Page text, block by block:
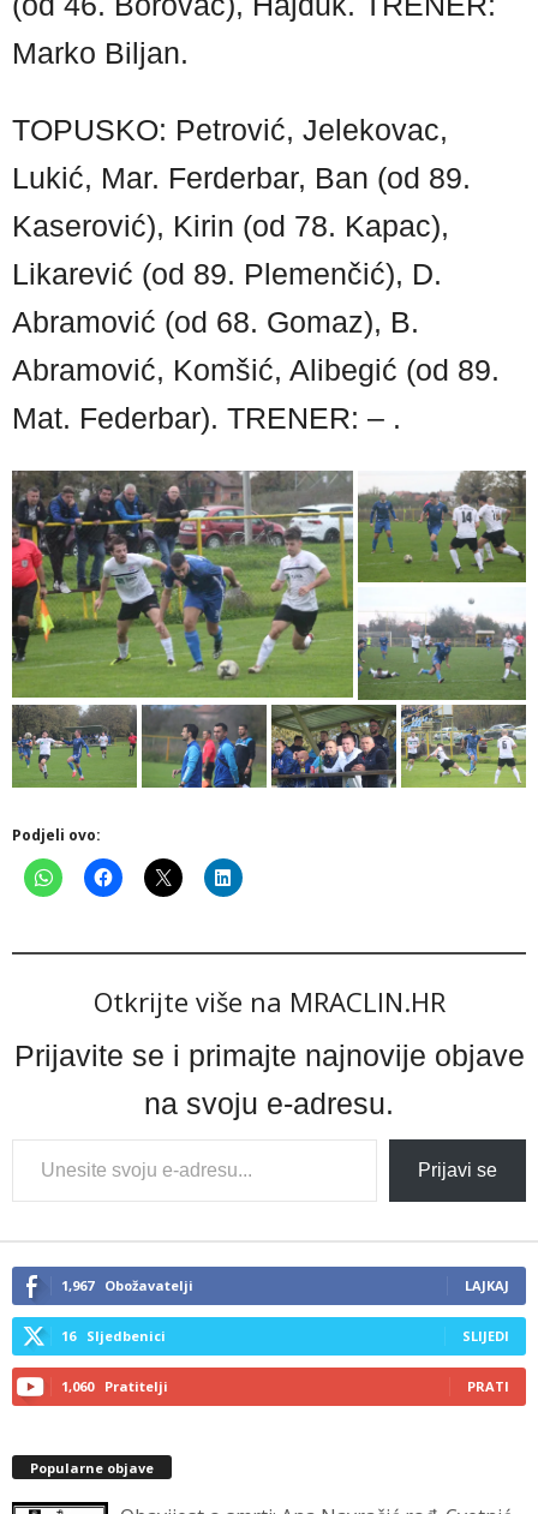
Marko Biljan.
TOPUSKO: Petrović, Jelekovac,
Lukić, Mar. Ferderbar, Ban (od 89.
Kaserović), Kirin (od 78. Kapac),
Likarević (od 89. Plemenčić), D.
Abramović (od 68. Gomaz), B.
Abramović, Komšić, Alibegić (od 89.
Mat. Federbar). TRENER: – .
Podjeli ovo:
Otkrijte više na MRACLIN.HR
Prijavite se i primajte najnovije objave
na svoju e-adresu.
Type
your
email…
Prijavi se
1,967 Obožavatelji LAJKAJ
16 Sljedbenici SLIJEDI
1,060 Pratitelji PRATI
Popularne objave